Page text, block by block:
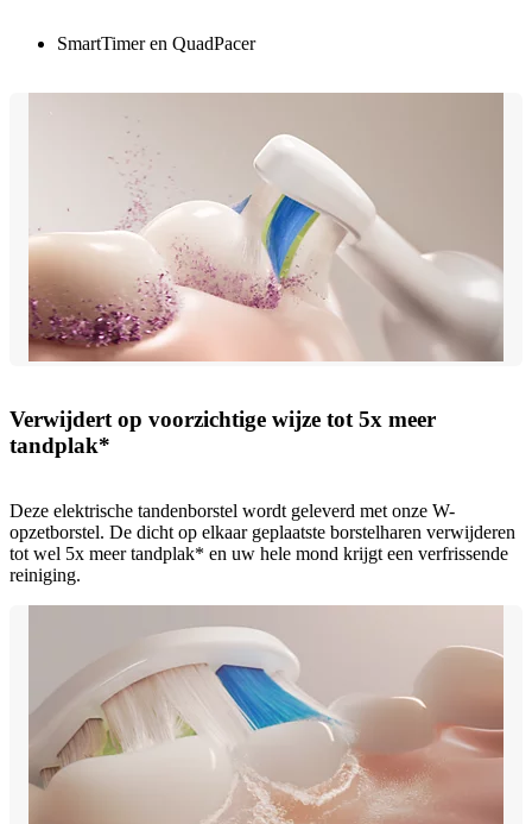
SmartTimer en QuadPacer
Verwijdert op voorzichtige wijze tot 5x meer
tandplak*
Deze elektrische tandenborstel wordt geleverd met onze W-
opzetborstel. De dicht op elkaar geplaatste borstelharen verwijderen
tot wel 5x meer tandplak* en uw hele mond krijgt een verfrissende
reiniging.